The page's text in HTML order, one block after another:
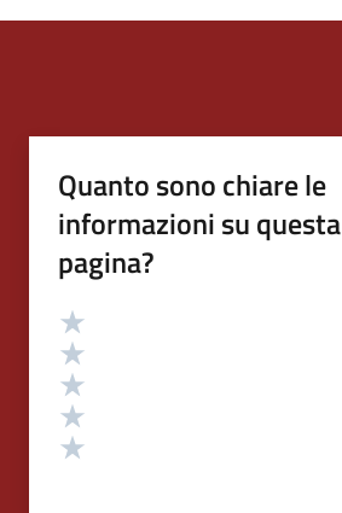
Quanto sono chiare le
informazioni su questa
pagina?
Valutazione